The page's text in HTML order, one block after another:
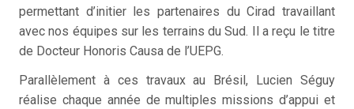
permettant d’initier les partenaires du Cirad travaillant
avec nos équipes sur les terrains du Sud. Il a reçu le titre
de Docteur Honoris Causa de l’UEPG.
Parallèlement à ces travaux au Brésil, Lucien Séguy
réalise chaque année de multiples missions d’appui et